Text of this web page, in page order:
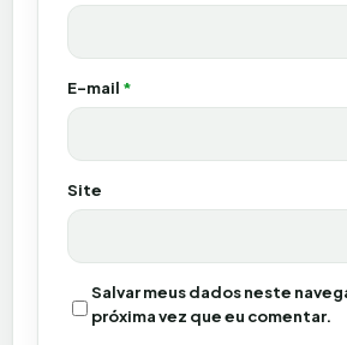
E-mail *
Site
Salvar meus dados neste
próxima vez que eu comentar.